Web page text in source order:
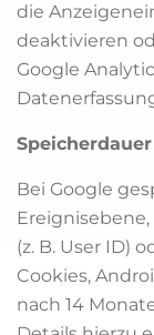
die
deaktivieren
Google
Speicherdauer
Bei Google
(z. B. User ID)
Cookies,
nach 14